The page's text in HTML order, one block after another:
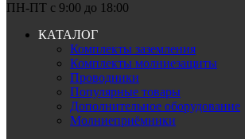
ПН-ПТ c 9:00 до 18:00
КАТАЛОГ
Комплекты заземления
Комплекты молниезащиты
Проводники
Популярные товары
Дополнительное оборудование
Молниеприёмники